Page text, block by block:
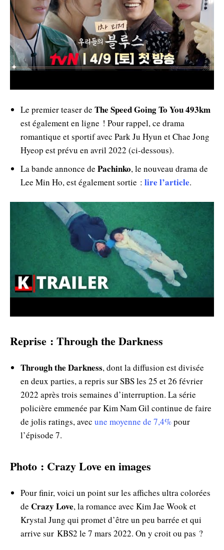
Le premier teaser de The Speed Going To You 493km
est également en ligne ! Pour rappel, ce drama
romantique et sportif avec Park Ju Hyun et Chae Jong
Hyeop est prévu en avril 2022 (ci-dessous).
La bande annonce de Pachinko, le nouveau drama de
Lee Min Ho, est également sortie : lire l’article.
Reprise : Through the Darkness
Through the Darkness, dont la diffusion est divisée
en deux parties, a repris sur SBS les 25 et 26 février
2022 après trois semaines d’interruption. La série
policière emmenée par Kim Nam Gil continue de faire
de jolis ratings, avec une moyenne de 7,4%pour
l’épisode 7.
Photo : Crazy Love en images
Pour finir, voici un point sur les affiches ultra colorées
de Crazy Love, la romance avec Kim Jae Wook et
Krystal Jung qui promet d’être un peu barrée et qui
arrive sur KBS2 le 7 mars 2022. On y croit ou pas ?